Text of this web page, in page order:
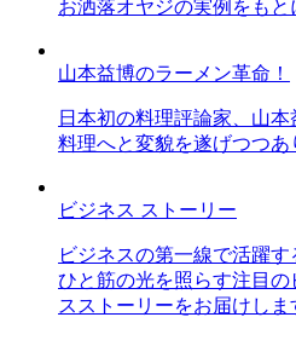
お洒落オヤジの実例をも
山本益博のラーメン革命！
日本初の料理評論家、山
料理へと変貌を遂げつつ
ビジネス ストーリー
ビジネスの第一線で活躍
ひと筋の光を照らす注目
スストーリーをお届けしま